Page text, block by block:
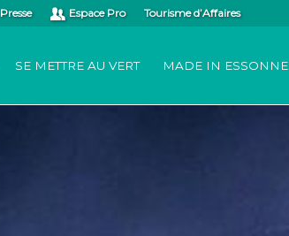
Presse Espace Pro Tourisme d’Affaires
SE METTRE AU VERT MADE IN ESSONNE